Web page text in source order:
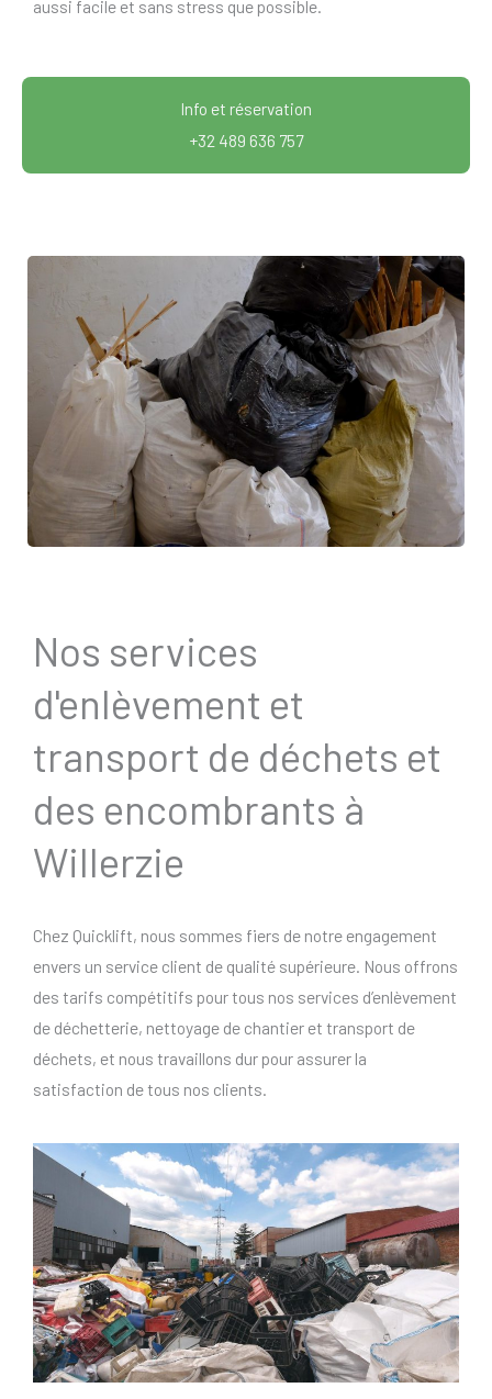
aussi facile et sans stress que possible.
Info et réservation
+32 489 636 757
Nos services
d'enlèvement et
transport de déchets et
des encombrants à
Willerzie
Chez Quicklift, nous sommes fiers de notre engagement
envers un service client de qualité supérieure. Nous offrons
des tarifs compétitifs pour tous nos services d’enlèvement
de déchetterie, nettoyage de chantier et transport de
déchets, et nous travaillons dur pour assurer la
satisfaction de tous nos clients.